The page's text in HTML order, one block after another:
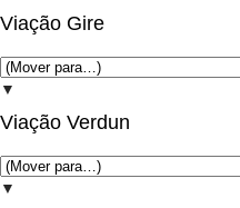
Viação Gire
▼
Viação Verdun
▼